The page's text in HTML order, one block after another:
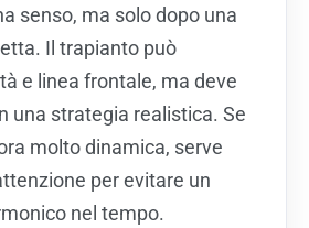
senso, ma solo dopo una
Il trapianto può
e linea frontale, ma deve
una strategia realistica. Se
molto dinamica, serve
per evitare un
nel tempo.